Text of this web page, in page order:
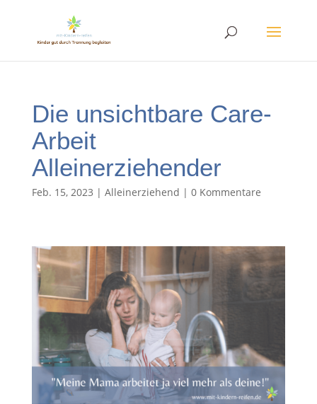
Die unsichtbare Care-
Arbeit
Alleinerziehender
Feb. 15, 2023 | Alleinerziehend | 0 Kommentare